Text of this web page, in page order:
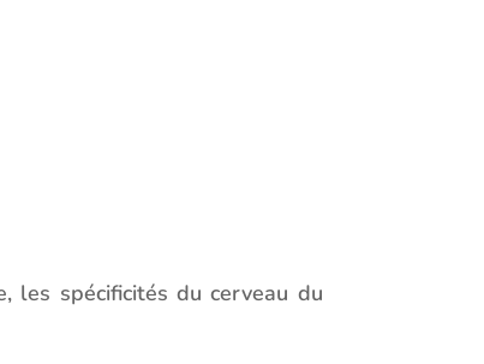
les spécificités du cerveau du